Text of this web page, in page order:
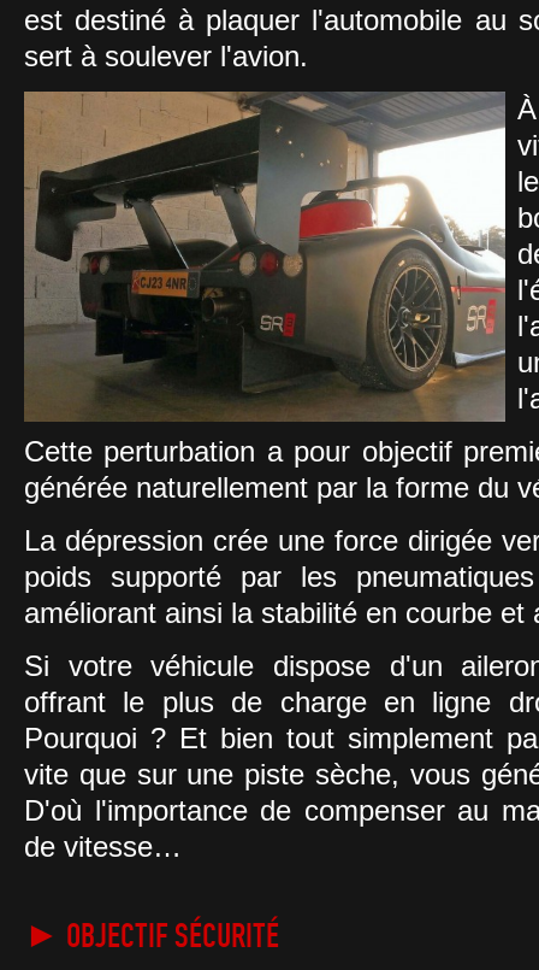
est destiné à plaquer l'automobile au
sert à soulever l'avion.
Cette perturbation a pour objectif
générée naturellement par la forme du
La dépression crée une force dirigée
poids supporté par les
améliorant ainsi la stabilité en courbe et
Si votre véhicule dispose d'un
offrant le plus de charge en ligne
Pourquoi ? Et bien tout simplement
vite que sur une piste sèche, vous
D'où l'importance de compenser au
de vitesse…
► OBJECTIF SÉCURITÉ